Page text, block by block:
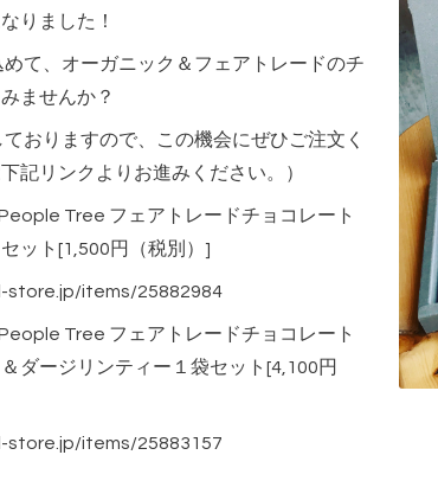
りました！
て、オーガニック＆フェアトレードのチ
ませんか？
おりますので、この機会にぜひご注文く
記リンクよりお進みください。）
Tree フェアトレードチョコレート
ット[1,500円（税別）]
store.jp/items/25882984
Tree フェアトレードチョコレート
ダージリンティー１袋セット[4,100円
store.jp/items/25883157